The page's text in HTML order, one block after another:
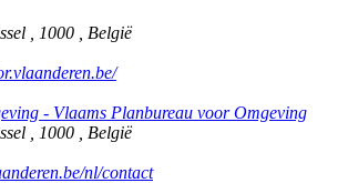
1000
België
- Vlaams Planbureau voor Omgeving
1000
België
nl/contact